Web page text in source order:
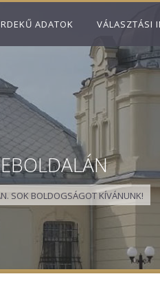
ADATOK VÁLASZTÁSI
SOK BOLDOGSÁGOT KÍVÁNUNK!